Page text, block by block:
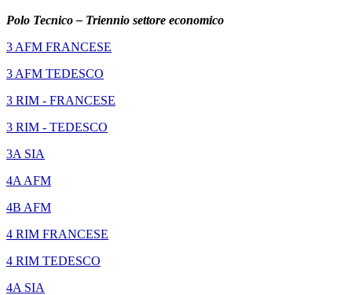
Polo Tecnico – Triennio settore economico
3 AFM FRANCESE
3 AFM TEDESCO
3 RIM - FRANCESE
3 RIM - TEDESCO
3A SIA
4A AFM
4B AFM
4 RIM FRANCESE
4 RIM TEDESCO
4A SIA